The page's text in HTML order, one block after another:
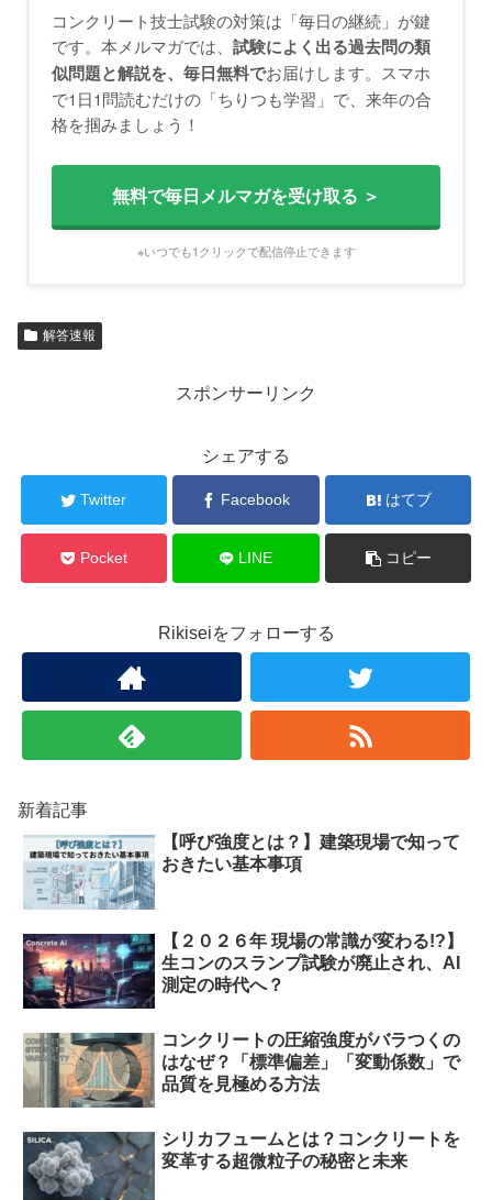
コンクリート技士試験の対策は「毎日の継続」が鍵
です。本メルマガでは、 試験によく出る過去問の類
似問題と解説を、毎日無料でお届けします。スマホ
で1日1問読むだけの「ちりつも学習」で、来年の合
格を掴みましょう！
無料で毎日メルマガを受け取る ＞
※いつでも1クリックで配信停止できます
解答速報
スポンサーリンク
シェアする
Twitter Facebook はてブ
Pocket LINE コピー
Rikiseiをフォローする
新着記事
【呼び強度とは？】建築現場で知って
おきたい基本事項
【２０２６年 現場の常識が変わる!?】
生コンのスランプ試験が廃止され、AI
測定の時代へ？
コンクリートの圧縮強度がバラつくの
はなぜ？「標準偏差」「変動係数」で
品質を見極める方法
シリカフュームとは？コンクリートを
変革する超微粒子の秘密と未来